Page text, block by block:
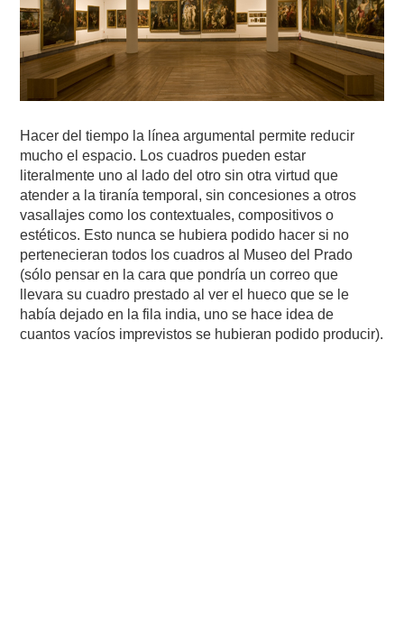
Hacer del tiempo la línea argumental permite reducir
mucho el espacio. Los cuadros pueden estar
literalmente uno al lado del otro sin otra virtud que
atender a la tiranía temporal, sin concesiones a otros
vasallajes como los contextuales, compositivos o
estéticos. Esto nunca se hubiera podido hacer si no
pertenecieran todos los cuadros al Museo del Prado
(sólo pensar en la cara que pondría un correo que
llevara su cuadro prestado al ver el hueco que se le
había dejado en la fila india, uno se hace idea de
cuantos vacíos imprevistos se hubieran podido producir).